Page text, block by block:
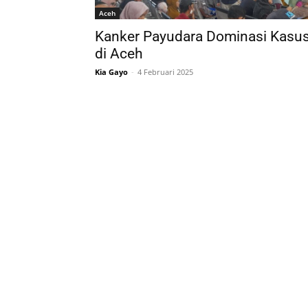
Aceh
Kanker Payudara Dominasi
di Aceh
Kia Gayo - 4 Februari 2025